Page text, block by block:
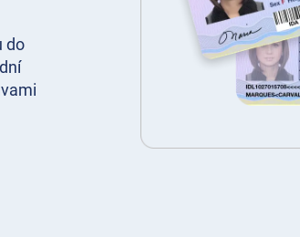
do